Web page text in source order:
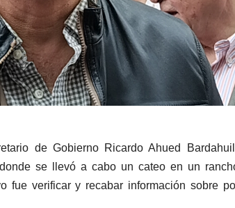
de Gobierno Ricardo Ahued
se llevó a cabo un cateo en un
fue verificar y recabar información sobre